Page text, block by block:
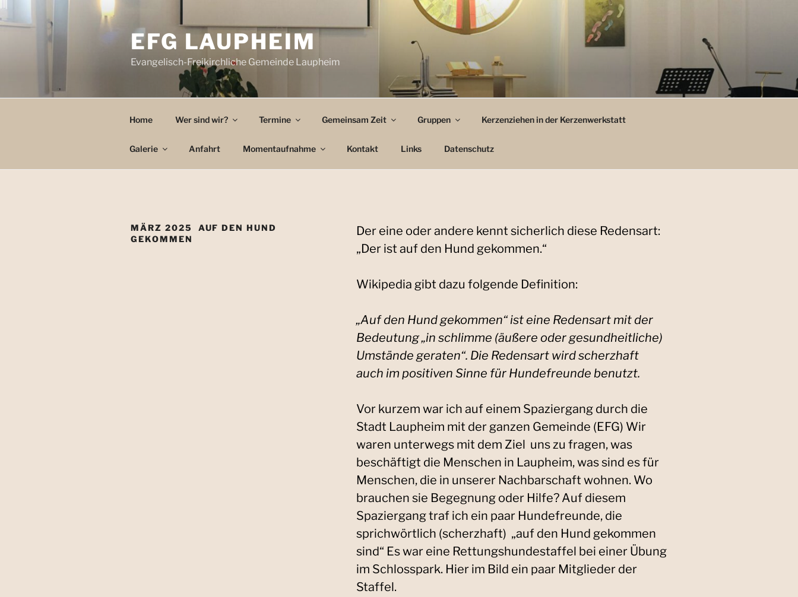
Zum
Inhalt
EFG LAUPHEIM
Evangelisch-Freikirchliche Gemeinde Laupheim
Home Wer sind wir? Termine Gemeinsam Zeit Gruppen Kerzenziehen in der Kerzenwerkstatt
Galerie Anfahrt Momentaufnahme Kontakt Links Datenschutz
MÄRZ 2025 AUF DEN HUND
GEKOMMEN
Der eine oder andere kennt sicherlich diese Redensart:
„Der ist auf den Hund gekommen.“
Wikipedia gibt dazu folgende Definition:
„Auf den Hund gekommen“ ist eine Redensart mit der
Bedeutung „in schlimme (äußere oder gesundheitliche)
Umstände geraten“. Die Redensart wird scherzhaft
auch im positiven Sinne für Hundefreunde benutzt.
Vor kurzem war ich auf einem Spaziergang durch die
Stadt Laupheim mit der ganzen Gemeinde (EFG) Wir
waren unterwegs mit dem Ziel uns zu fragen, was
beschäftigt die Menschen in Laupheim, was sind es für
Menschen, die in unserer Nachbarschaft wohnen. Wo
brauchen sie Begegnung oder Hilfe? Auf diesem
Spaziergang traf ich ein paar Hundefreunde, die
sprichwörtlich (scherzhaft) „auf den Hund gekommen
sind“ Es war eine Rettungshundestaffel bei einer Übung
im Schlosspark. Hier im Bild ein paar Mitglieder der
Staffel.